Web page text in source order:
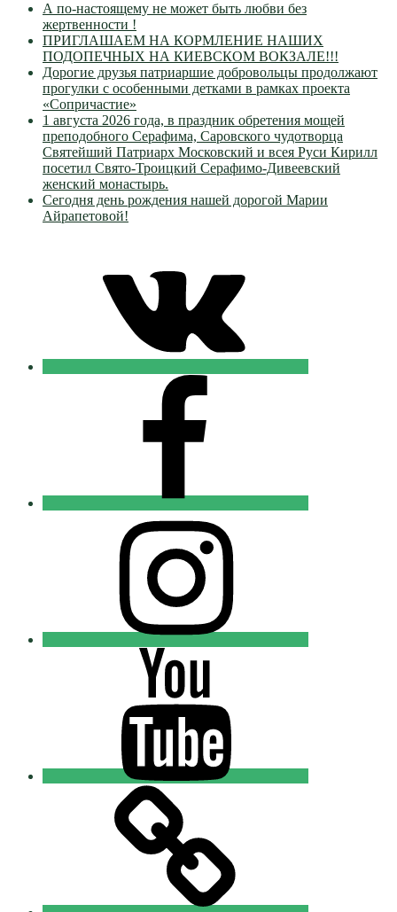
А по-настоящему не может быть любви без
жертвенности !
ПРИГЛАШАЕМ НА КОРМЛЕНИЕ НАШИХ
ПОДОПЕЧНЫХ НА КИЕВСКОМ ВОКЗАЛЕ!!!
Дорогие друзья патриаршие добровольцы продолжают
прогулки с особенными детками в рамках проекта
«Сопричастие»
1 августа 2026 года, в праздник обретения мощей
преподобного Серафима, Саровского чудотворца
Святейший Патриарх Московский и всея Руси Кирилл
посетил Свято-Троицкий Серафимо-Дивеевский
женский монастырь.
Сегодня день рождения нашей дорогой Марии
Айрапетовой!
Добровольцы
Православные
Добровольцы
Православные
Добровольцы